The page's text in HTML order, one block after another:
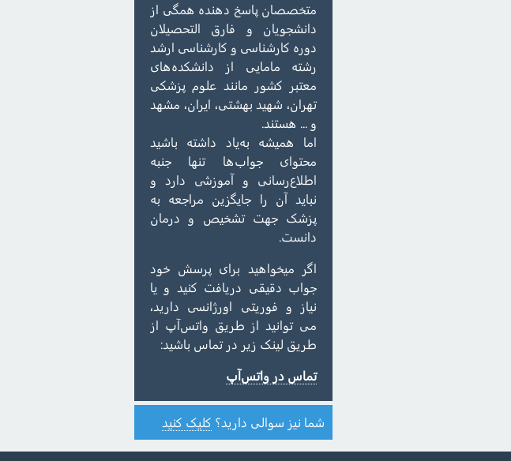
متخصصان پاسخ دهنده همگی از
دانشجویان و فارق التحصیلان
دوره کارشناسی و کارشناسی ارشد
رشته مامایی از دانشکده‌های
معتبر کشور مانند علوم پزشکی
تهران، شهید بهشتی، ایران، مشهد
و ... هستند.
اما همیشه به‌یاد داشته باشید
محتوای جواب‌ها تنها جنبه
اطلاع‌رسانی و آموزشی دارد و
نباید آن را جایگزین مراجعه به
پزشک جهت تشخیص و درمان
دانست.
اگر میخواهید برای پرسش خود
جواب دقیقی دریافت کنید و یا
نیاز و فوریتی اورژانسی دارید،
می توانید از طریق واتس‌آپ از
طریق لینک زیر در تماس باشید:
تماس در واتس‌آپ
شما نیز سوالی دارید؟ کلیک کنید